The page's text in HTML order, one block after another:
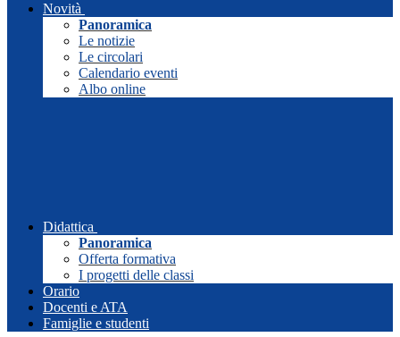
Novità
Panoramica
Le notizie
Le circolari
Calendario eventi
Albo online
Didattica
Panoramica
Offerta formativa
I progetti delle classi
Orario
Docenti e ATA
Famiglie e studenti